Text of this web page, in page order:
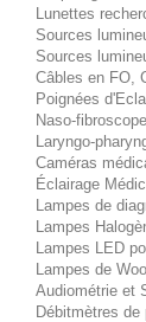
Lunettes
Sources
Sources
Câbles en FO,
Poignées
Naso-
Laryngo-
Caméras
Éclairage
Lampes de
Lampes
Lampes LED
Lampes de
Audiométrie et
Débitmètres de